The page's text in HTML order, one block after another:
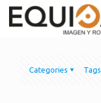
Categories Tags